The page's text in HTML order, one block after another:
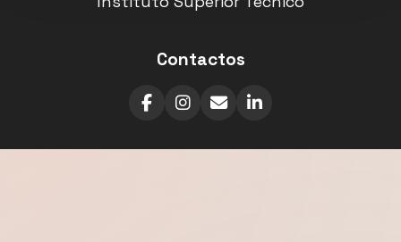
Contactos